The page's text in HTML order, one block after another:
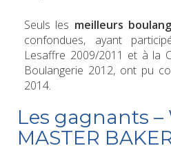
Seuls les meilleurs
confondues, ayant
Lesaffre 2009/2011 et à la
Boulangerie 2012, ont pu
2014.
Les gagnants –
MASTER